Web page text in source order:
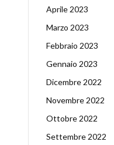
Aprile 2023
Marzo 2023
Febbraio 2023
Gennaio 2023
Dicembre 2022
Novembre 2022
Ottobre 2022
Settembre 2022